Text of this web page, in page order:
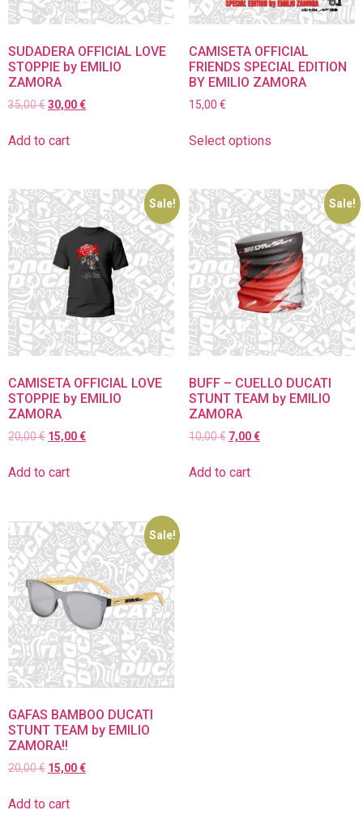
SUDADERA OFFICIAL LOVE
STOPPIE by EMILIO
ZAMORA
35,00€30,00€
Add to cart
CAMISETA OFFICIAL
FRIENDS SPECIAL EDITION
BY EMILIO ZAMORA
15,00 €
Select options
Sale!
CAMISETA OFFICIAL LOVE
STOPPIE by EMILIO
ZAMORA
20,00€ 15,00€
Add to cart
Sale!
BUFF – CUELLO DUCATI
STUNT TEAM by EMILIO
ZAMORA
10,00€ 7,00€
Add to cart
Sale!
GAFAS BAMBOO DUCATI
STUNT TEAM by EMILIO
ZAMORA!!
20,00€ 15,00€
Add to cart